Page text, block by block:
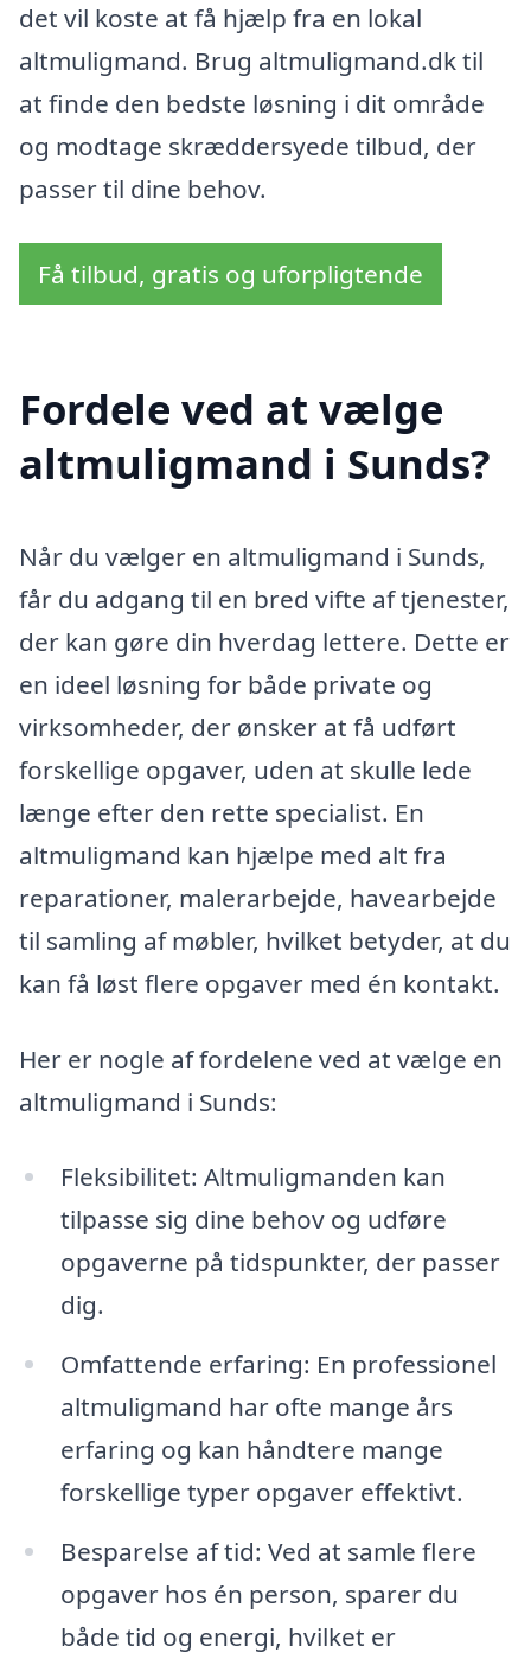
det vil koste at få hjælp fra en lokal
altmuligmand. Brug altmuligmand.dk til
at finde den bedste løsning i dit område
og modtage skræddersyede tilbud, der
passer til dine behov.
Få tilbud, gratis og uforpligtende
Fordele ved at vælge
altmuligmand i Sunds?
Når du vælger en altmuligmand i Sunds,
får du adgang til en bred vifte af tjenester,
der kan gøre din hverdag lettere. Dette er
en ideel løsning for både private og
virksomheder, der ønsker at få udført
forskellige opgaver, uden at skulle lede
længe efter den rette specialist. En
altmuligmand kan hjælpe med alt fra
reparationer, malerarbejde, havearbejde
til samling af møbler, hvilket betyder, at du
kan få løst flere opgaver med én kontakt.
Her er nogle af fordelene ved at vælge en
altmuligmand i Sunds:
Fleksibilitet: Altmuligmanden kan
tilpasse sig dine behov og udføre
opgaverne på tidspunkter, der passer
dig.
Omfattende erfaring: En professionel
altmuligmand har ofte mange års
erfaring og kan håndtere mange
forskellige typer opgaver effektivt.
Besparelse af tid: Ved at samle flere
opgaver hos én person, sparer du
både tid og energi, hvilket er